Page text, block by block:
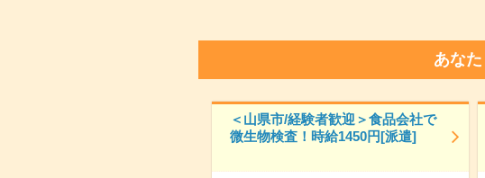
あなた
＜山県市/経験者歓迎＞食品会社で
微生物検査！時給1450円[派遣]